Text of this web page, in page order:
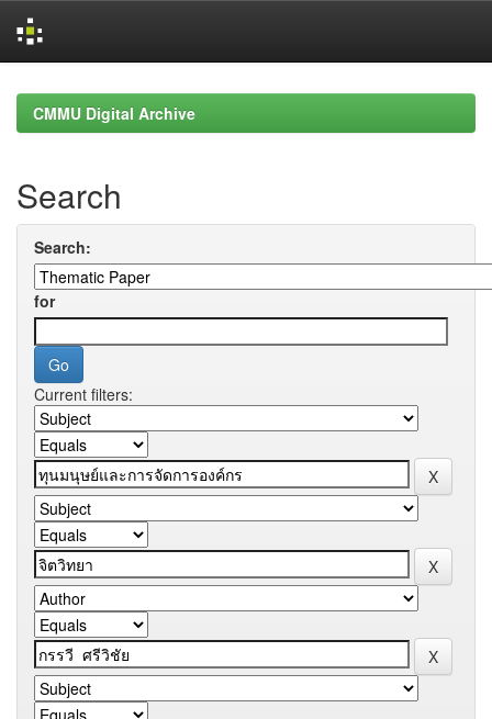
navigationCMMU Digital Archive
Search
Search:
for
Current filters: